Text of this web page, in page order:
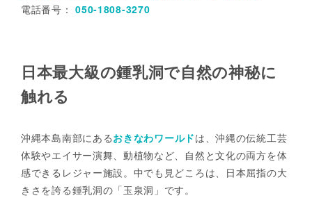
電話番号： 050-1808-3270
日本最大級の鍾乳洞で自然の神秘に
触れる
沖縄本島南部にあるおきなわワールドは、沖縄の伝統工芸
体験やエイサー演舞、動植物など、自然と文化の両方を体
感できるレジャー施設。中でも見どころは、日本屈指の大
きさを誇る鍾乳洞の「玉泉洞」です。